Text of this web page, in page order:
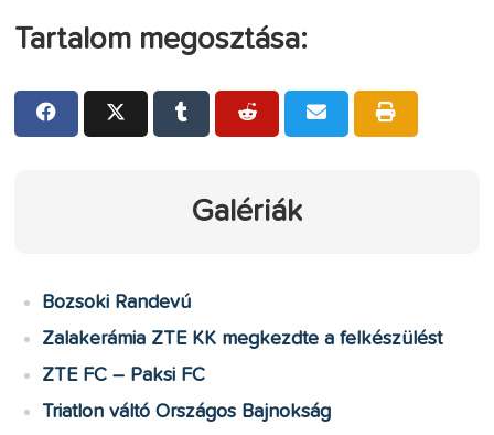
Tartalom megosztása:
Galériák
Bozsoki Randevú
Zalakerámia ZTE KK megkezdte a felkészülést
ZTE FC – Paksi FC
Triatlon váltó Országos Bajnokság